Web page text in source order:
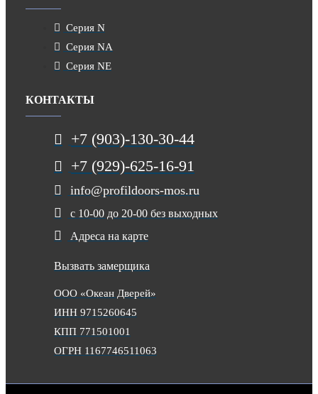
Серия N
Серия NA
Серия NE
КОНТАКТЫ
+7 (903)-130-30-44
+7 (929)-625-16-91
info@profildoors-mos.ru
с 10-00 до 20-00 без выходных
Адреса на карте
Вызвать замерщика
ООО «Океан Дверей»
ИНН 9715260645
КПП 771501001
ОГРН 1167746511063